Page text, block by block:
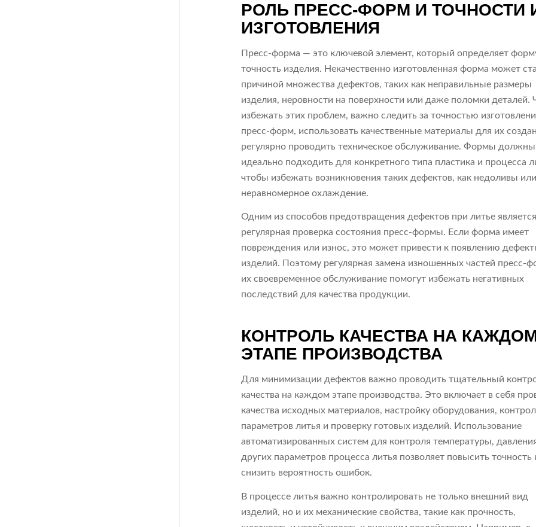
РОЛЬ ПРЕСС-ФОРМ И ТОЧНОСТИ
ИЗГОТОВЛЕНИЯ
Пресс-форма — это ключевой элемент, который определяет
точность изделия. Некачественно изготовленная форма может
причиной множества дефектов, таких как неправильные размеры
изделия, неровности на поверхности или даже поломки деталей.
избежать этих проблем, важно следить за точностью
пресс-форм, использовать качественные материалы для их
регулярно проводить техническое обслуживание. Формы
идеально подходить для конкретного типа пластика и процесса
чтобы избежать возникновения таких дефектов, как недоливы или
неравномерное охлаждение.
Одним из способов предотвращения дефектов при литье является
регулярная проверка состояния пресс-формы. Если форма имеет
повреждения или износ, это может привести к появлению
изделий. Поэтому регулярная замена изношенных частей пресс-
их своевременное обслуживание помогут избежать негативных
последствий для качества продукции.
КОНТРОЛЬ КАЧЕСТВА НА
ЭТАПЕ ПРОИЗВОДСТВА
Для минимизации дефектов важно проводить тщательный
качества на каждом этапе производства. Это включает в себя
качества исходных материалов, настройку оборудования,
параметров литья и проверку готовых изделий. Использование
автоматизированных систем для контроля температуры,
других параметров процесса литья позволяет повысить точность
снизить вероятность ошибок.
В процессе литья важно контролировать не только внешний вид
изделий, но и их механические свойства, такие как прочность,